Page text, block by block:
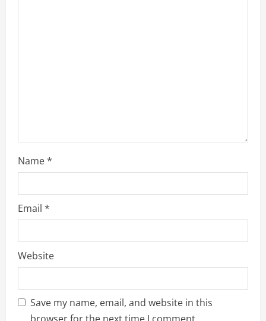
Name*
Email *
Website
Save my name, email, and website in this